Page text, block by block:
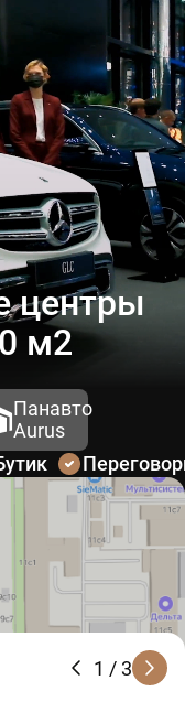
центры
м2
Панавто
Aurus
1 / 3